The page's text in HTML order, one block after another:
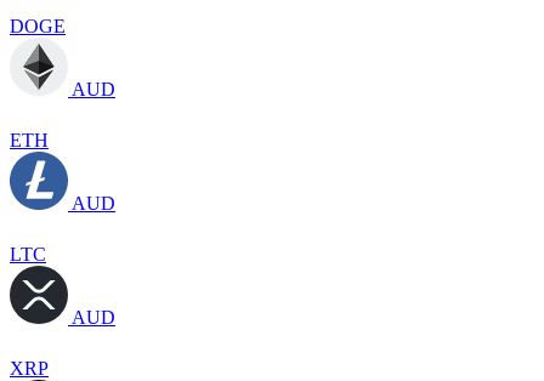
DOGE
AUD
ETH
AUD
LTC
AUD
XRP